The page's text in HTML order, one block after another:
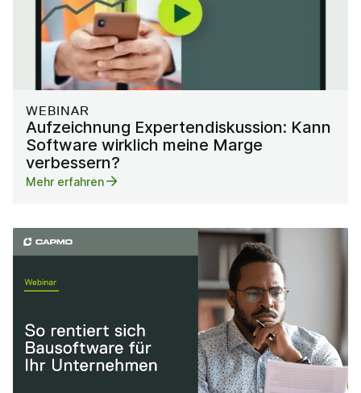
WEBINAR
Aufzeichnung Expertendiskussion: Kann
Software wirklich meine Marge
verbessern?
Mehr erfahren